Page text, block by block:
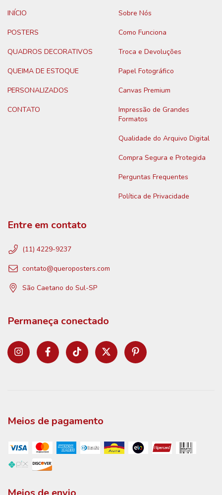
INÍCIO
POSTERS
QUADROS DECORATIVOS
QUEIMA DE ESTOQUE
PERSONALIZADOS
CONTATO
Sobre Nós
Como Funciona
Troca e Devoluções
Papel Fotográfico
Canvas Premium
Impressão de Grandes
Formatos
Qualidade do Arquivo Digital
Compra Segura e Protegida
Perguntas Frequentes
Política de Privacidade
Entre em contato
(11) 4229-9237
contato@queroposters.com
São Caetano do Sul-SP
Permaneça conectado
Meios de pagamento